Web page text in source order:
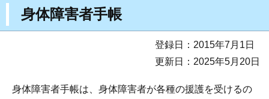
身体障害者手帳
登録日：2015年7月1日
更新日：2025年5月20日
身体障害者手帳は、身体障害者が各種の援護を受けるの